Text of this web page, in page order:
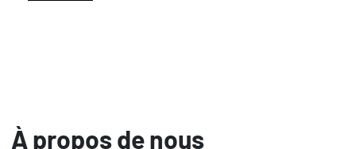
À propos de nous